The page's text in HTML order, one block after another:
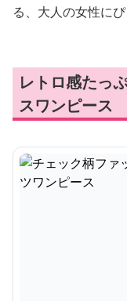
る、大人の女性に
レトロ感たっ
スワンピース